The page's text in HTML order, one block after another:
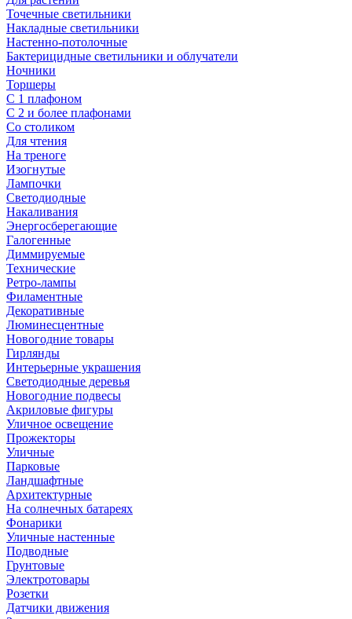
Точечные светильники
Накладные светильники
Настенно-потолочные
Бактерицидные светильники и облучатели
Ночники
Торшеры
С 1 плафоном
С 2 и более плафонами
Со столиком
Для чтения
На треноге
Изогнутые
Лампочки
Светодиодные
Накаливания
Энергосберегающие
Галогенные
Диммируемые
Технические
Ретро-лампы
Филаментные
Декоративные
Люминесцентные
Новогодние товары
Гирлянды
Интерьерные украшения
Светодиодные деревья
Новогодние подвесы
Акриловые фигуры
Уличное освещение
Прожекторы
Уличные
Парковые
Ландшафтные
Архитектурные
На солнечных батареях
Фонарики
Уличные настенные
Подводные
Грунтовые
Электротовары
Розетки
Датчики движения